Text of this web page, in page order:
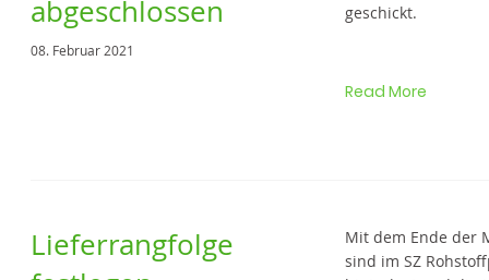
abgeschlossen
08. Februar 2021
geschickt.
Read More
Lieferrangfolge
Mit dem Ende der
sind im SZ